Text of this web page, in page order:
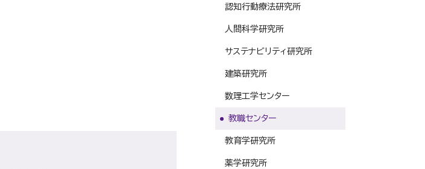
認知行動療法研究所
人間科学研究所
サステナビリティ研究所
建築研究所
数理工学センター
教職センター
教育学研究所
薬学研究所